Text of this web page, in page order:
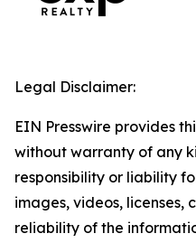
Legal Disclaimer:
EIN Presswire provides
without warranty of any
responsibility or liability
images, videos, licenses,
reliability of the